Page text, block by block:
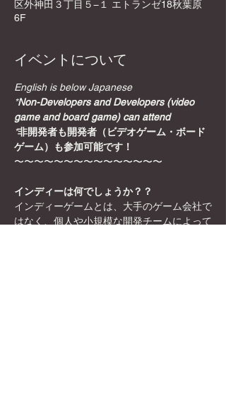
区外神田３丁目５−１ エトランゼ18秋葉原
6F
イベントについて
English is below Japanese
*Non-Developers and Developers (video
game and board game) can attend
*非開発者も開発者（ビデオゲーム・ボード
ゲーム）も参加可能です！
〜〜〜〜〜〜〜〜〜〜〜〜〜〜〜
インディーは何でしょうか？？
インディーゲームとは、大手のゲーム会社で
はなく、個人や小規模な開発チームによって